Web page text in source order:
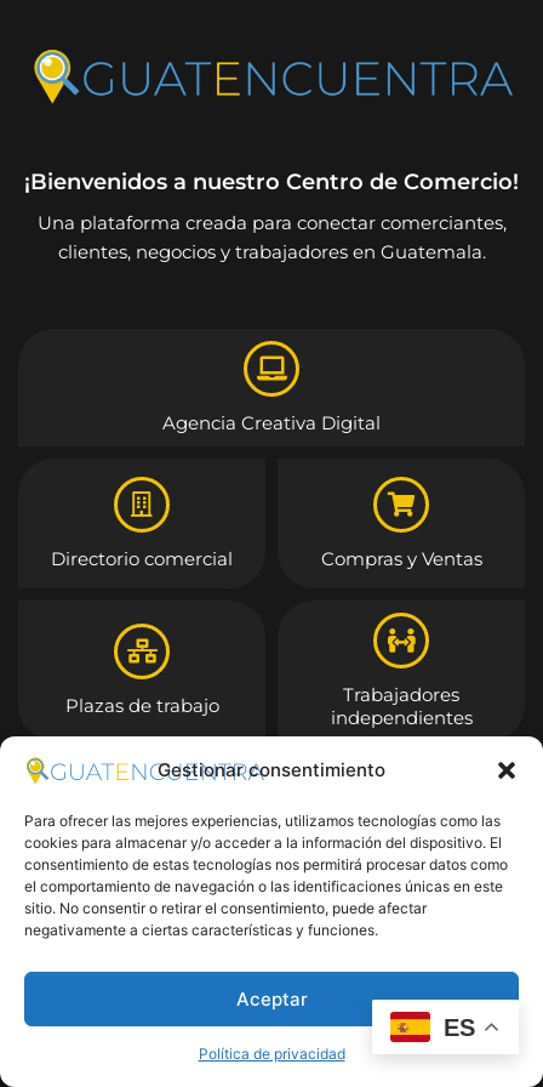
Gestionar consentimiento
Para ofrecer las mejores experiencias, utilizamos tecnologías como las
cookies para almacenar y/o acceder a la información del dispositivo. El
consentimiento de estas tecnologías nos permitirá procesar datos como
el comportamiento de navegación o las identificaciones únicas en este
sitio. No consentir o retirar el consentimiento, puede afectar
negativamente a ciertas características y funciones.
Aceptar
Política de privacidad
¡Bienvenidos a nuestro Centro de Comercio!
Una plataforma creada para conectar comerciantes,
clientes, negocios y trabajadores en Guatemala.
Agencia Creativa Digital
Directorio comercial Compras y Ventas
Plazas de trabajo
Trabajadores
independientes
Entrar
ES